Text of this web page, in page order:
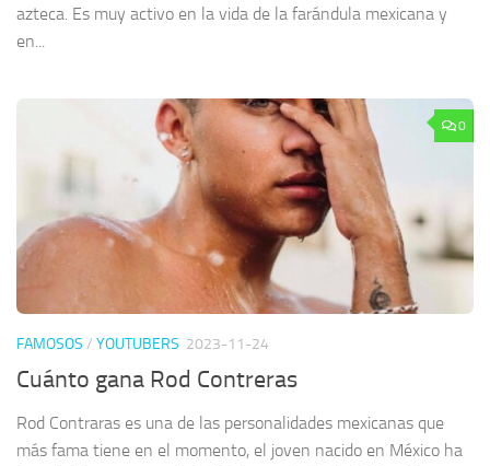
azteca. Es muy activo en la vida de la farándula mexicana y
en...
0
FAMOSOS / YOUTUBERS 2023-11-24
Cuánto gana Rod Contreras
Rod Contraras es una de las personalidades mexicanas que
más fama tiene en el momento, el joven nacido en México ha